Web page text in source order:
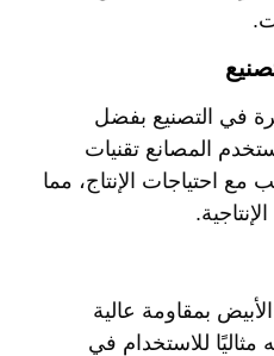
في التصنيع بفضل
المصانع تقنيات
مع احتياجات الإنتاج، مما
يتمتع بي في سي 90/100 الأبيض بمقاومة عالية
مثاليًا للاستخدام في